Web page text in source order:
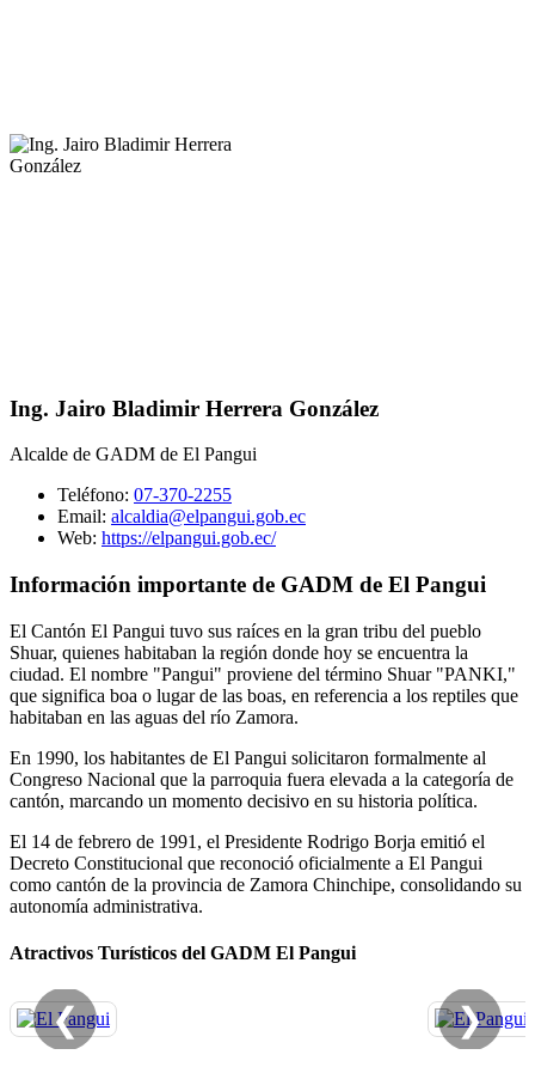
Ing. Jairo Bladimir Herrera González
Alcalde de GADM de El Pangui
Teléfono: 07-370-2255
Email: alcaldia@elpangui.gob.ec
Web: https://elpangui.gob.ec/
Información importante de GADM de El Pangui
El Cantón El Pangui tuvo sus raíces en la gran tribu del pueblo
Shuar, quienes habitaban la región donde hoy se encuentra la
ciudad. El nombre "Pangui" proviene del término Shuar "PANKI,"
que significa boa o lugar de las boas, en referencia a los reptiles que
habitaban en las aguas del río Zamora.
En 1990, los habitantes de El Pangui solicitaron formalmente al
Congreso Nacional que la parroquia fuera elevada a la categoría de
cantón, marcando un momento decisivo en su historia política.
El 14 de febrero de 1991, el Presidente Rodrigo Borja emitió el
Decreto Constitucional que reconoció oficialmente a El Pangui
como cantón de la provincia de Zamora Chinchipe, consolidando su
autonomía administrativa.
Atractivos Turísticos del GADM El Pangui
❮ ❯